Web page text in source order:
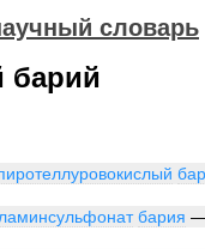
словарь
барий
бария